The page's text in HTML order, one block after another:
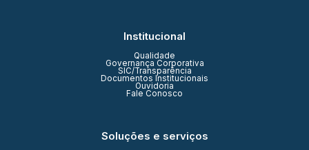
Institucional
Qualidade
Governança Corporativa
SIC/Transparência
Documentos Institucionais
Ouvidoria
Fale Conosco
Soluções e serviços